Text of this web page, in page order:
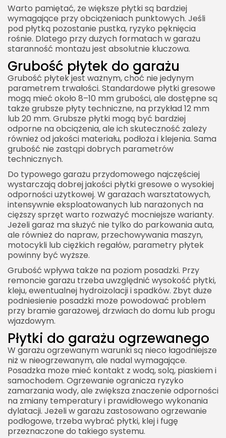
Warto pamiętać, że większe płytki są bardziej
wymagające przy obciążeniach punktowych. Jeśli
pod płytką pozostanie pustka, ryzyko pęknięcia
rośnie. Dlatego przy dużych formatach w garażu
staranność montażu jest absolutnie kluczowa.
Grubość płytek do garażu
Grubość płytek jest ważnym, choć nie jedynym
parametrem trwałości. Standardowe płytki gresowe
mogą mieć około 8–10 mm grubości, ale dostępne są
także grubsze płyty techniczne, na przykład 12 mm
lub 20 mm. Grubsze płytki mogą być bardziej
odporne na obciążenia, ale ich skuteczność zależy
również od jakości materiału, podłoża i klejenia. Sama
grubość nie zastąpi dobrych parametrów
technicznych.
Do typowego garażu przydomowego najczęściej
wystarczają dobrej jakości płytki gresowe o wysokiej
odporności użytkowej. W garażach warsztatowych,
intensywnie eksploatowanych lub narażonych na
cięższy sprzęt warto rozważyć mocniejsze warianty.
Jeżeli garaż ma służyć nie tylko do parkowania auta,
ale również do napraw, przechowywania maszyn,
motocykli lub ciężkich regałów, parametry płytek
powinny być wyższe.
Grubość wpływa także na poziom posadzki. Przy
remoncie garażu trzeba uwzględnić wysokość płytki,
kleju, ewentualnej hydroizolacji i spadków. Zbyt duże
podniesienie posadzki może powodować problem
przy bramie garażowej, drzwiach do domu lub progu
wjazdowym.
Płytki do garażu ogrzewanego
W garażu ogrzewanym warunki są nieco łagodniejsze
niż w nieogrzewanym, ale nadal wymagające.
Posadzka może mieć kontakt z wodą, solą, piaskiem i
samochodem. Ogrzewanie ogranicza ryzyko
zamarzania wody, ale zwiększa znaczenie odporności
na zmiany temperatury i prawidłowego wykonania
dylatacji. Jeżeli w garażu zastosowano ogrzewanie
podłogowe, trzeba wybrać płytki, klej i fugę
przeznaczone do takiego systemu.